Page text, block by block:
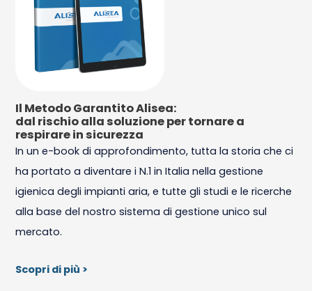
Il Metodo Garantito Alisea:
dal rischio alla soluzione per tornare a
respirare in sicurezza
In un e-book di approfondimento, tutta la storia che ci
ha portato a diventare i N.1 in Italia nella gestione
igienica degli impianti aria, e tutte gli studi e le ricerche
alla base del nostro sistema di gestione unico sul
mercato.
Scopri di più >